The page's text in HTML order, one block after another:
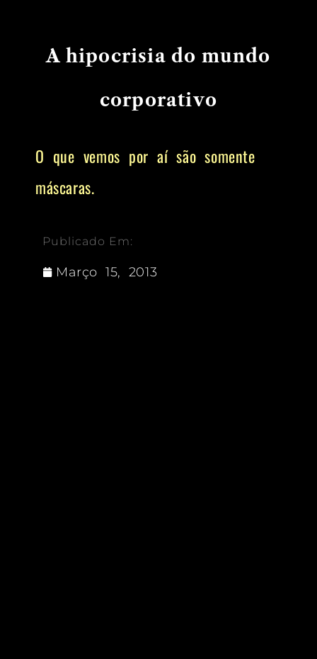
A hipocrisia do mundo
corporativo
O que vemos por aí são somente
máscaras.
Publicado Em:
Março 15, 2013